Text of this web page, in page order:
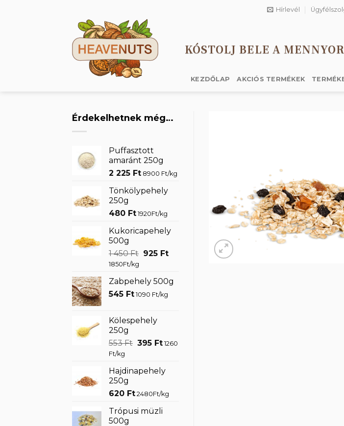
Hírlevél
KÓSTOLJ BELE A
KEZDŐLAP AKCIÓS TERMÉKEK
Érdekelhetnek még…
Puffasztott
amaránt 250g
2 225 Ft 8900 Ft/kg
Tönkölypehely
250g
480 Ft 1920Ft/kg
Kukoricapehely
500g
1 450Ft Original
1
450 Ft.
925 FtCurrent
925 Ft.
1850Ft/kg
Zabpehely 500g
545 Ft 1090 Ft/kg
Kölespehely
250g
553Ft Original
553 Ft.
395 FtCurrent
395 Ft.
1260
Ft/kg
Hajdinapehely
250g
620 Ft 2480Ft/kg
Trópusi müzli
500g